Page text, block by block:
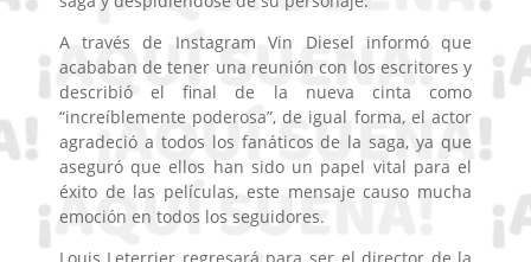
A través de Instagram Vin Diesel informó que
acababan de tener una reunión con los escritores y
describió el final de la nueva cinta como
“increíblemente poderosa”, de igual forma, el actor
agradeció a todos los fanáticos de la saga, ya que
aseguró que ellos han sido un papel vital para el
éxito de las películas, este mensaje causo mucha
emoción en todos los seguidores.